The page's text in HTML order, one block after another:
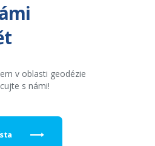
v oblasti geodézie
s námi!